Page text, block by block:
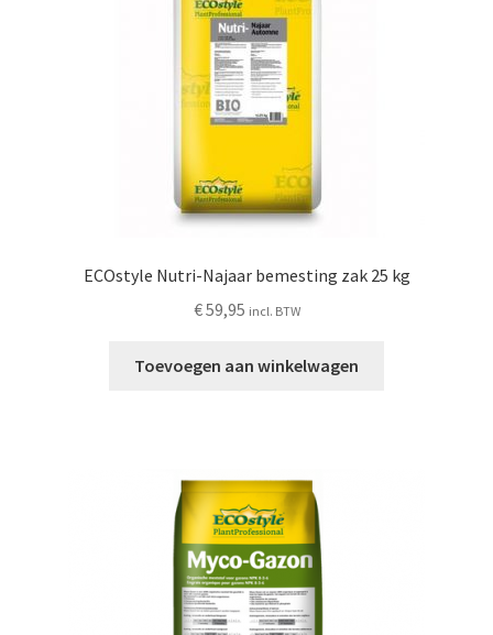
ECOstyle Nutri-Najaar bemesting zak 25 kg
€59,95 incl. BTW
Toevoegen aan winkelwagen